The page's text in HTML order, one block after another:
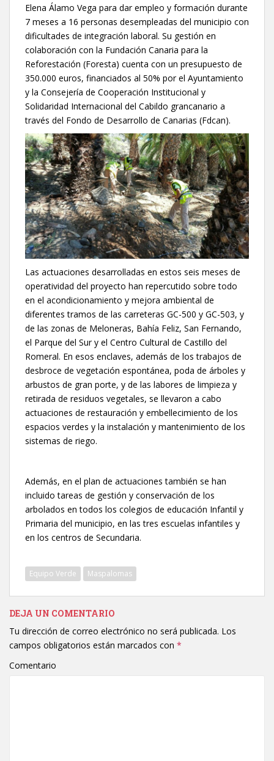
Elena Álamo Vega para dar empleo y formación durante
7 meses a 16 personas desempleadas del municipio con
dificultades de integración laboral. Su gestión en
colaboración con la Fundación Canaria para la
Reforestación (Foresta) cuenta con un presupuesto de
350.000 euros, financiados al 50% por el Ayuntamiento
y la Consejería de Cooperación Institucional y
Solidaridad Internacional del Cabildo grancanario a
través del Fondo de Desarrollo de Canarias (Fdcan).
Las actuaciones desarrolladas en estos seis meses de
operatividad del proyecto han repercutido sobre todo
en el acondicionamiento y mejora ambiental de
diferentes tramos de las carreteras GC-500 y GC-503, y
de las zonas de Meloneras, Bahía Feliz, San Fernando,
el Parque del Sur y el Centro Cultural de Castillo del
Romeral. En esos enclaves, además de los trabajos de
desbroce de vegetación espontánea, poda de árboles y
arbustos de gran porte, y de las labores de limpieza y
retirada de residuos vegetales, se llevaron a cabo
actuaciones de restauración y embellecimiento de los
espacios verdes y la instalación y mantenimiento de los
sistemas de riego.
Además, en el plan de actuaciones también se han
incluido tareas de gestión y conservación de los
arbolados en todos los colegios de educación Infantil y
Primaria del municipio, en las tres escuelas infantiles y
en los centros de Secundaria.
Equipo Verde Maspalomas
DEJA UN COMENTARIO
Tu dirección de correo electrónico no será publicada. Los
campos obligatorios están marcados con *
Comentario